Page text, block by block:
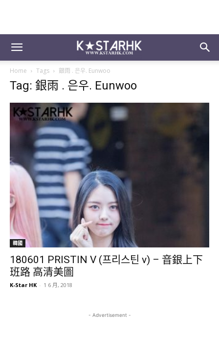
Home Tags 銀雨 . 은우. Eunwoo
Tag: 銀雨 . 은우. Eunwoo
韓國
180601 PRISTIN V (프리스틴 v) – 音銀上下
班路 高清美圖
K-Star HK - 1 6 月, 2018
- Advertisement -